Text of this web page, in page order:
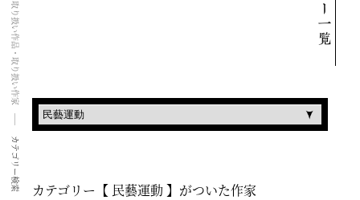
取り扱い作品・取り扱い作家
カテゴリー検索 カテゴリー【 民藝運動 】がついた作家